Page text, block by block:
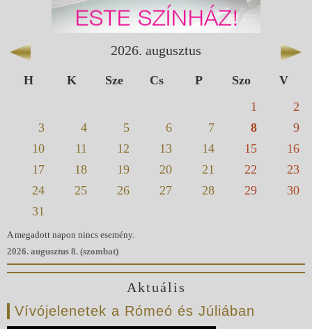
2026. augusztus
H K Sze Cs P Szo
V
1
2
3
4 5 6 7 8
9
10
11 12 13 14 15
16
17
18 19 20 21 22
23
24
25 26 27 28 29
30
31
A megadott napon nincs esemény.
2026. augusztus 8. (szombat)
Aktuális
Vívójelenetek a Rómeó és Júliában